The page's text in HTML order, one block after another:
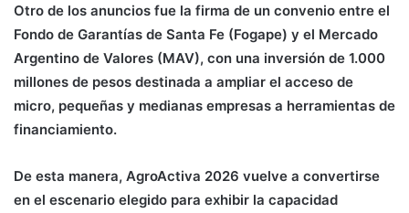
Otro de los anuncios fue la firma de un convenio entre el
Fondo de Garantías de Santa Fe (Fogape) y el Mercado
Argentino de Valores (MAV), con una inversión de 1.000
millones de pesos destinada a ampliar el acceso de
micro, pequeñas y medianas empresas a herramientas de
financiamiento.
De esta manera, AgroActiva 2026 vuelve a convertirse
en el escenario elegido para exhibir la capacidad